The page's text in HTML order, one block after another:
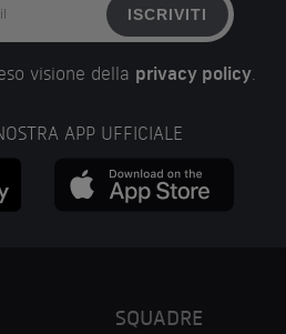
ISCRIVITI
visione della privacy policy.
APP UFFICIALE
SQUADRE